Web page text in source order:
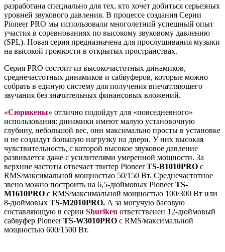
разработана специально для тех, кто хочет добиться серьезных
уровней звукового давления. В процессе создания Серии
Pioneer PRO мы использовали многолетний успешный опыт
участия в соревнованиях по высокому звуковому давлению
(SPL). Новая серия предназначена для прослушивания музыки
на высокой громкости в открытых пространствах.
Серия PRO состоит из высокочастотных динамиков,
среднечастотных динамиков и сабвуферов, которые можно
собрать в единую систему для получения впечатляющего
звучания без значительных финансовых вложений.
«Сюрикены» отлично подойдут для «повседневного»
использования: динамики имеют малую установочную
глубину, небольшой вес, они максимально просты в установке
и не создадут большую нагрузку на двери. У них высокая
чувствительность, с которой высокое звуковое давление
развивается даже с усилителями умеренной мощности. За
верхние частоты отвечает твитер PioneerTS-B1010PRO с
RMS/максимальной мощностью 50/150 Вт. Среднечастотное
звено можно построить на 6,5-дюймовых PioneerTS-
M1610PRO с RMS/максимальной мощностью 100/300 Вт или
8-дюймовых TS-M2010PRO. А за могучую басовую
составляющую в серии Shuriken ответственен 12-дюймовый
сабвуфер PioneerTS-W3010PRO с RMS/максимальной
мощностью 600/1500 Вт.